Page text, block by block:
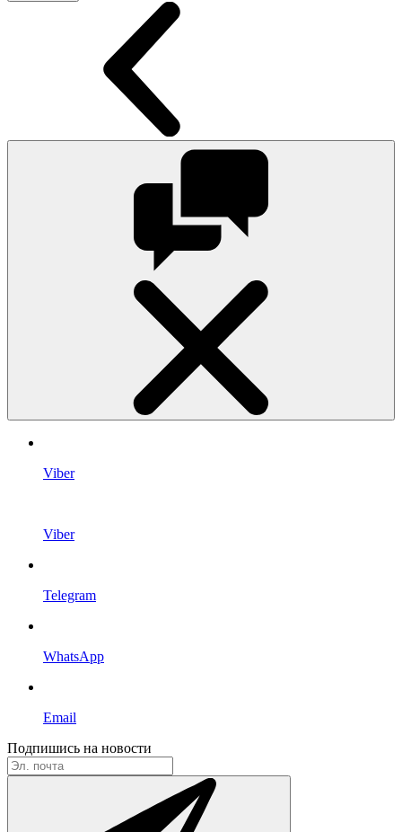
Viber
Viber
Telegram
WhatsApp
Email
Подпишись на новости